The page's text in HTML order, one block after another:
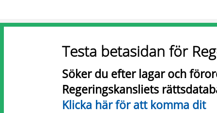
Testa betasidan för
Söker du efter lagar och
Regeringskansliets
Klicka här för att komma dit